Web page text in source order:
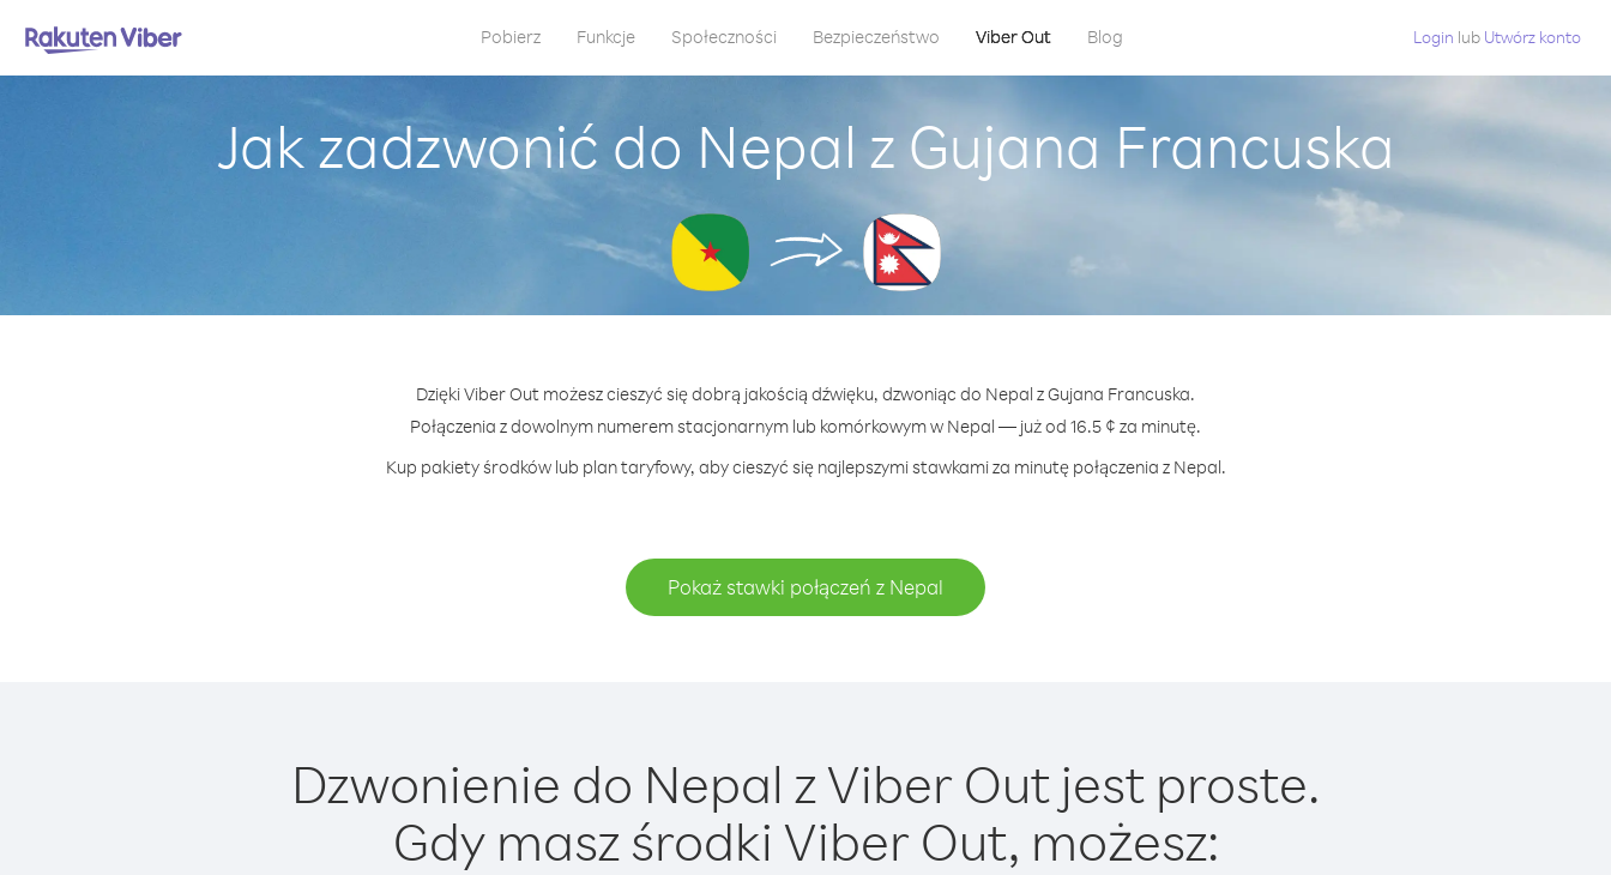
Pobierz Funkcje Społeczności Bezpieczeństwo Viber Out Blog Login lub Utwórz konto
Jak zadzwonić do Nepal z Gujana Francuska
Dzięki Viber Out możesz cieszyć się dobrą jakością dźwięku, dzwoniąc do Nepal z Gujana Francuska.
Połączenia z dowolnym numerem stacjonarnym lub komórkowym w Nepal — już od 16.5 ¢ za minutę.
Kup pakiety środków lub plan taryfowy, aby cieszyć się najlepszymi stawkami za minutę połączenia z Nepal.
Pokaż stawki połączeń z Nepal
Dzwonienie do Nepal z Viber Out jest proste.
Gdy masz środki Viber Out, możesz: